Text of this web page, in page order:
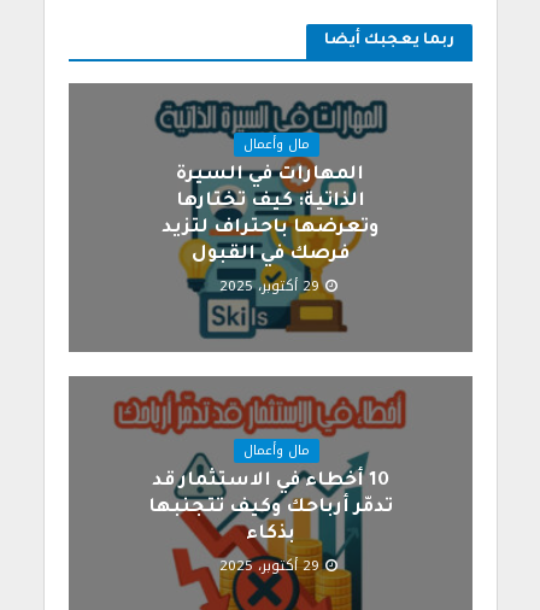
ربما يعجبك أيضا
مال وأعمال
المهارات في السيرة
الذاتية: كيف تختارها
وتعرضها باحتراف لتزيد
فرصك في القبول
29 أكتوبر، 2025
مال وأعمال
10 أخطاء في الاستثمار قد
تدمّر أرباحك وكيف تتجنبها
بذكاء
29 أكتوبر، 2025